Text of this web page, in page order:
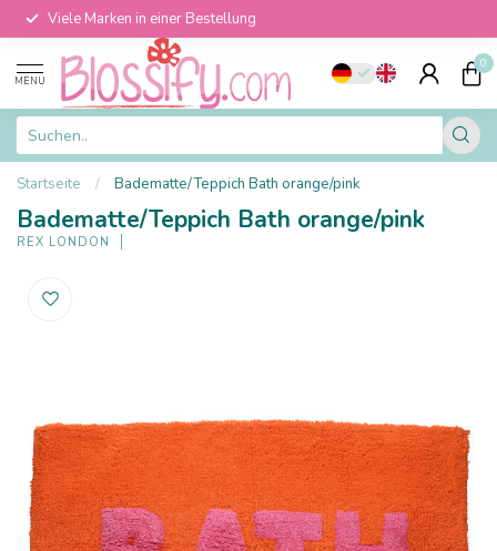
Viele Marken in einer Bestellung
MENU
0
Startseite / Badematte/Teppich Bath orange/pink
Badematte/Teppich Bath orange/pink
REX LONDON